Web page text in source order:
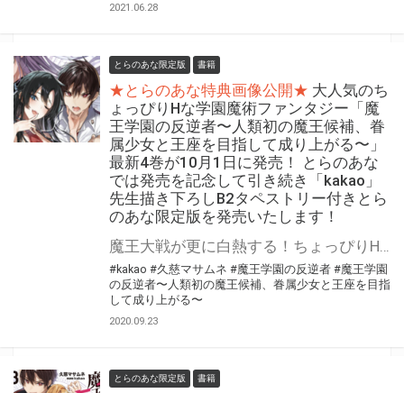
2021.06.28
とらのあな限定版 書籍
★とらのあな特典画像公開★ 大人気のち
ょっぴりHな学園魔術ファンタジー「魔
王学園の反逆者〜人類初の魔王候補、眷
属少女と王座を目指して成り上がる〜」
最新4巻が10月1日に発売！ とらのあな
では発売を記念して引き続き「kakao」
先生描き下ろしB2タペストリー付きとら
のあな限定版を発売いたします！
#kakao #久慈マサムネ #魔王学園の反逆者 #魔王学園
の反逆者〜人類初の魔王候補、眷属少女と王座を目指
して成り上がる〜
2020.09.23
とらのあな限定版 書籍